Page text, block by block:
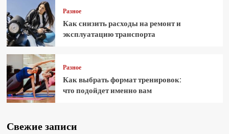
Разное
Как снизить расходы на ремонт и
эксплуатацию транспорта
Разное
Как выбрать формат тренировок:
что подойдет именно вам
Свежие записи